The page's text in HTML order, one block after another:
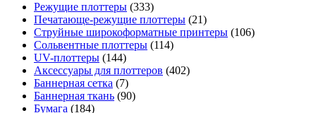
Режущие плоттеры (333)
Печатающе-режущие плоттеры (21)
Струйные широкоформатные принтеры (106)
Сольвентные плоттеры (114)
UV-плоттеры (144)
Аксессуары для плоттеров (402)
Баннерная сетка (7)
Баннерная ткань (90)
Бумага (184)